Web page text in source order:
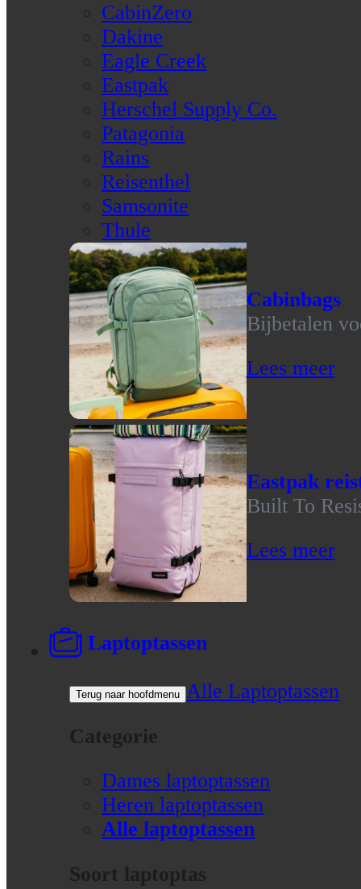
CabinZero
Dakine
Eagle Creek
Eastpak
Herschel Supply Co.
Patagonia
Rains
Reisenthel
Samsonite
Thule
Cabinbags
Bijbetalen
Lees meer
Eastpak
Built To
Lees meer
Laptoptassen
Terug naar hoofdmenu Alle Laptoptassen
Categorie
Dames laptoptassen
Heren laptoptassen
Alle laptoptassen
Soort laptoptas